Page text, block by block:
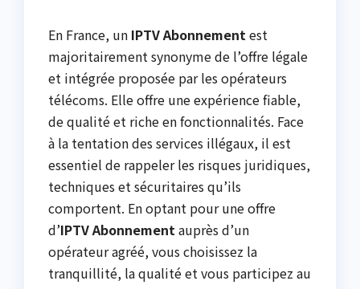
En France, un IPTV Abonnementest
majoritairement synonyme de l’offre légale
et intégrée proposée par les opérateurs
télécoms. Elle offre une expérience fiable,
de qualité et riche en fonctionnalités. Face
à la tentation des services illégaux, il est
essentiel de rappeler les risques juridiques,
techniques et sécuritaires qu’ils
comportent. En optant pour une offre
d’IPTV Abonnementauprès d’un
opérateur agréé, vous choisissez la
tranquillité, la qualité et vous participez au